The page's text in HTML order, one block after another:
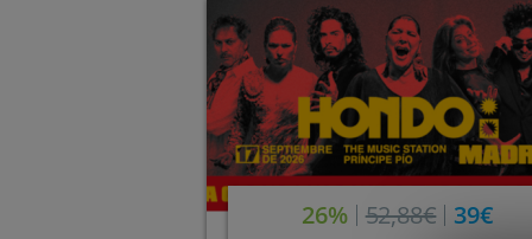
26% 52,88€ 39€